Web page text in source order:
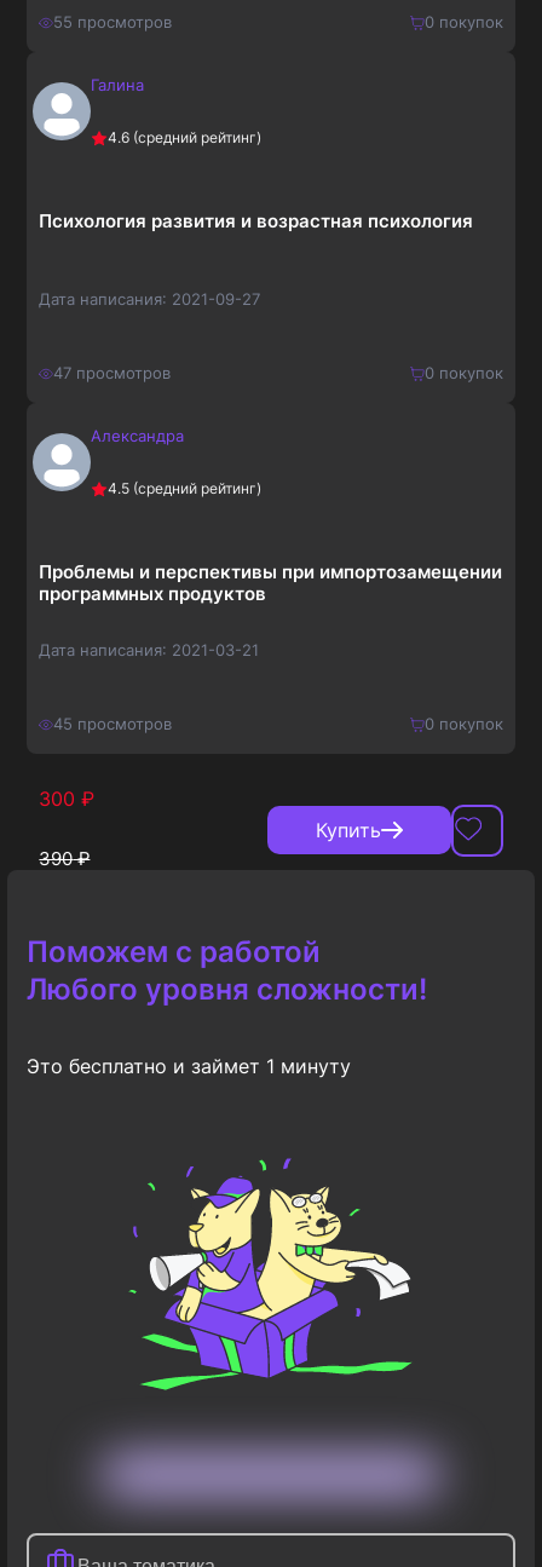
55 просмотров 0покупок
150₽Галина
4.6 (средний рейтинг)
Психология развития и возрастная психология
Дата написания: 2021-09-27
47 просмотров 0покупок
210₽Александра
4.5 (средний рейтинг)
Проблемы и перспективы при импортозамещении
программных продуктов
Дата написания: 2021-03-21
45 просмотров 0покупок
300 ₽
390₽
Купить
Поможем с работой
Любого уровня сложности!
Это бесплатно и займет 1 минуту